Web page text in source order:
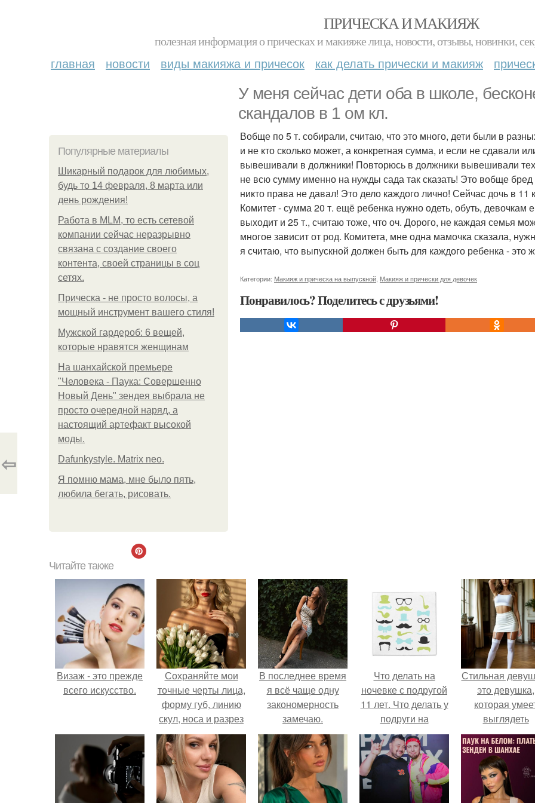
ПРИЧЕСКА И МАКИЯЖ
полезная информация о прическах и макияже лица, новости, отзывы, новинки,
главная новости виды макияжа и причесок как делать прически и макияж
У меня сейчас дети оба в школе,
скандалов в 1 ом кл.
Популярные материалы
Шикарный подарок для любимых,
будь то 14 февраля, 8 марта или
день рождения!
Работа в MLM, то есть сетевой
компании сейчас неразрывно
связана с создание своего
контента, своей страницы в соц
сетях.
Прическа - не просто волосы, а
мощный инструмент вашего стиля!
Мужской гардероб: 6 вещей,
которые нравятся женщинам
На шанхайской премьере
"Человека - Паука: Совершенно
Новый День" зендея выбрала не
просто очередной наряд, а
настоящий артефакт высокой
моды.
Dafunkystyle. Matrix neo.
Я помню мама, мне было пять,
любила бегать, рисовать.
Вобще по 5 т. собирали, считаю, что это много, дети были в
и не кто сколько может, а конкретная сумма, и если не сдавали
вывешивали в должники! Повторюсь в должники вывешивали
не всю сумму именно на нужды сада так сказать! Это вобще
никто права не давал! Это дело каждого лично! Сейчас дочь в
Комитет - сумма 20 т. ещё ребенка нужно одеть, обуть, девочкам
выходит и 25 т., считаю тоже, что оч. Дорого, не каждая семья
многое зависит от род. Комитета, мне одна мамочка сказала,
я считаю, что выпускной должен быть для каждого ребенка - это
Категории: Макияж и прическа на выпускной Макияж и прически для девочек
Понравилось? Поделитесь с друзьями!
⇦
Читайте также
Визаж - это прежде
всего искусство.
Сохраняйте мои
точные черты лица,
форму губ, линию
скул, носа и разрез
глаз.
В последнее время
я всё чаще одну
закономерность
замечаю.
Что делать на
ночевке с подругой
11 лет. Что делать у
подруги на
ночёвке?
Стильная
это девушка,
которая
выглядеть
элегантно в
ситуации.